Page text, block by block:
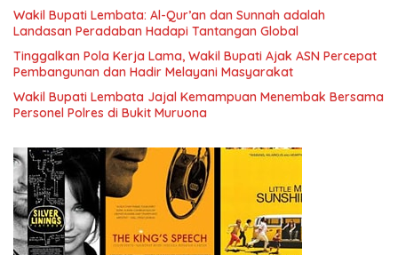
Wakil Bupati Lembata: Al-Qur’an dan Sunnah adalah
Landasan Peradaban Hadapi Tantangan Global
Tinggalkan Pola Kerja Lama, Wakil Bupati Ajak ASN Percepat
Pembangunan dan Hadir Melayani Masyarakat
Wakil Bupati Lembata Jajal Kemampuan Menembak Bersama
Personel Polres di Bukit Muruona